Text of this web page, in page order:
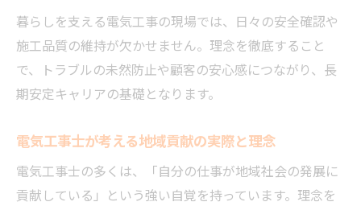
暮らしを支える電気工事の現場では、日々の安全確認や
施工品質の維持が欠かせません。理念を徹底すること
で、トラブルの未然防止や顧客の安心感につながり、長
期安定キャリアの基礎となります。
電気工事士が考える地域貢献の実際と理念
電気工事士の多くは、「自分の仕事が地域社会の発展に
貢献している」という強い自覚を持っています。理念を